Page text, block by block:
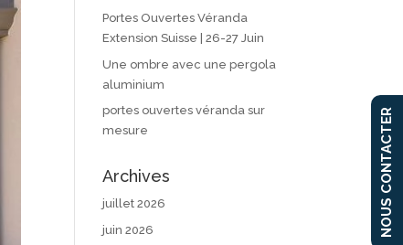
Portes Ouvertes Véranda
Extension Suisse | 26-27 Juin
Une ombre avec une pergola
aluminium
portes ouvertes véranda sur
mesure
Archives
juillet 2026
juin 2026
NOUS CONTACTER